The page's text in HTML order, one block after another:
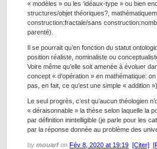
« modèles » ou les ‘idéaux-type » ou bien
structures/objet théoriques?,
construction:fractale/sans
parenté).
Il se pourrait qu’en fonction du statut
position réaliste, nominaliste ou
Voire même qu’elle soit amenée à évoluer
concept « d’opération » en mathématique:
pas, en fait, ce qu’est une simple « addition »).
Le seul progrès, c’est qu’aucun théologien
« déraisonnable » la thèse selon laquelle la
par définition inintelligible (je parle pour les
par la réponse donnée au problème des
by mouarfon Fév 8, 2020 at 19:19 [Citer]